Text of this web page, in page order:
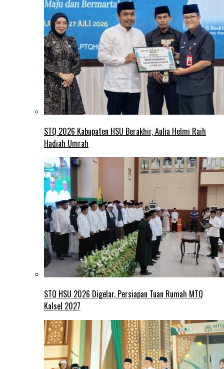
STQ 2026 Kabupaten HSU Berakhir, Aulia Helmi Raih
Hadiah Umrah
STQ HSU 2026 Digelar, Persiapan Tuan Rumah MTQ
Kalsel 2027